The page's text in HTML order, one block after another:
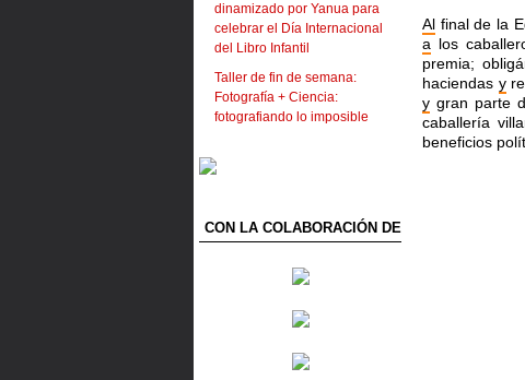
dinamizado por Yanua para
celebrar el Día Internacional
del Libro Infantil
Taller de fin de semana:
Fotografía + Ciencia:
fotografiando lo imposible
CON LA COLABORACIÓN DE
Al final de la
a los
premia;
haciendas y
y gran parte
caballería
beneficios